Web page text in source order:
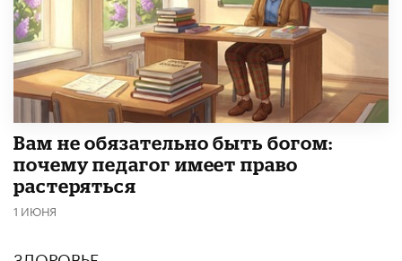
​Вам не обязательно быть богом:
почему педагог имеет право
растеряться
1 ИЮНЯ